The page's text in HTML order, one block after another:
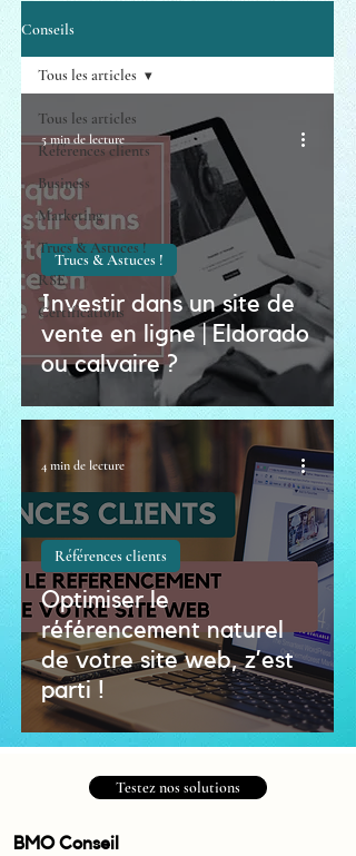
Conseils
Tous les articles
Références clients
Business
Marketing
Trucs & Astuces !
RSE
Certifications
Tous les articles
Investir dans un site de
vente en ligne | Eldorado
ou calvaire ?
Trucs & Astuces !
5 min de lecture
Optimiser le
référencement naturel
de votre site web, z’est
parti !
Références clients
4 min de lecture
Testez nos solutions
BMO Conseil